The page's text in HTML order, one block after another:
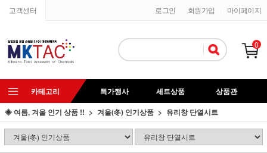
고객센터 마이페이지
회원가입
로그인
0
카테고리 특가행사 세트상품
상품관
◈ 여름, 겨울 인기 상품 !!
겨울(冬) 인기상품 유리창 단열시트